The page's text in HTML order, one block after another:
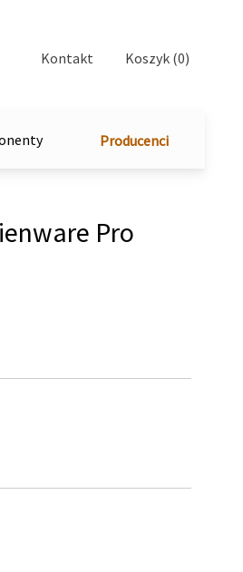
Kontakt Koszyk (0)
Producenci
Pro